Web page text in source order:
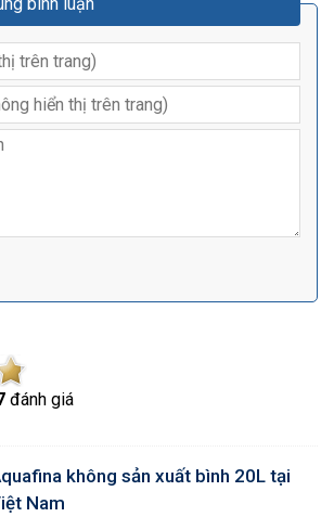
đánh giá
không sản xuất bình 20L tại
Nam